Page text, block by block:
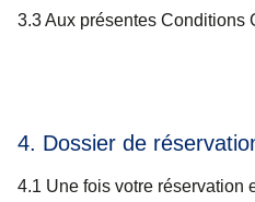
3.3 Aux présentes Conditions
4. Dossier de
4.1 Une fois votre réservation